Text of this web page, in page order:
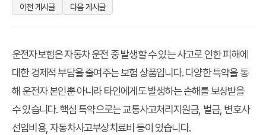
이전 게시글
다음 게시글
운전자보험은 자동차 운전 중 발생할 수 있는 사고로 인한 피해에
대한 경제적 부담을 줄여주는 보험 상품입니다. 다양한 특약을 통
해 운전자 본인뿐 아니라 타인에게도 발생하는 손해를 보상받을
수 있습니다. 핵심 특약으로는 교통사고처리지원금, 벌금, 변호사
선임비용, 자동차사고부상치료비 등이 있습니다.